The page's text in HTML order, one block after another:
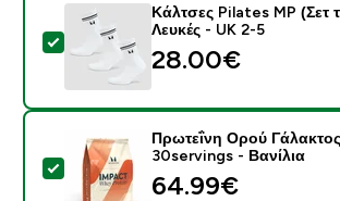
Select this product - Κάλτσες
Κάλτσες Pilates MP (Σετ
Λευκές - UK 2-5
28.00€‎
Select this product - Πρωτεΐνη
Πρωτεΐνη Ορού
30servings - Βανίλια
64.99€‎